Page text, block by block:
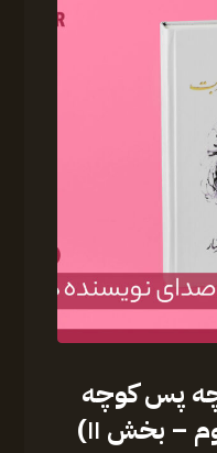
پس کوچه
بخش ۱۱)